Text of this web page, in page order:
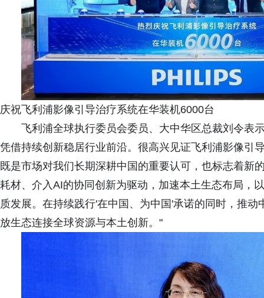
庆祝飞利浦影像引导治疗系统在华装机6000台
飞利浦全球执行委员会委员、大中华区总裁刘令
凭借持续创新稳居行业前沿。很高兴见证飞利浦影像引
既是市场对我们长期深耕中国的重要认可，也标志着新
耗材、介入AI的协同创新为驱动，加速本土生态布局，
质发展。在持续践行'在中国、为中国'承诺的同时，推
放生态连接全球资源与本土创新。"